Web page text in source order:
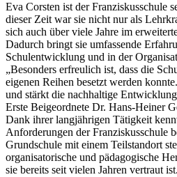
Eva Corsten ist der Franziskusschule
dieser Zeit war sie nicht nur als
sich auch über viele Jahre im
Dadurch bringt sie umfassende
Schulentwicklung und in der
„Besonders erfreulich ist, dass die
eigenen Reihen besetzt werden
und stärkt die nachhaltige
Erste Beigeordnete Dr. Hans-Heiner
Dank ihrer langjährigen Tätigkeit
Anforderungen der Franziskusschule
Grundschule mit einem Teilstandort
organisatorische und pädagogische
sie bereits seit vielen Jahren vertraut ist.